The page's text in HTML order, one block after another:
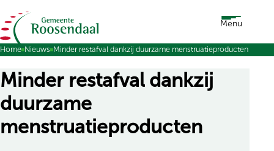
Ga naar de inhoud Menu
Home Nieuws Minder restafval dankzij duurzame menstruatieproducten
Minder restafval dankzij
duurzame
menstruatieproducten